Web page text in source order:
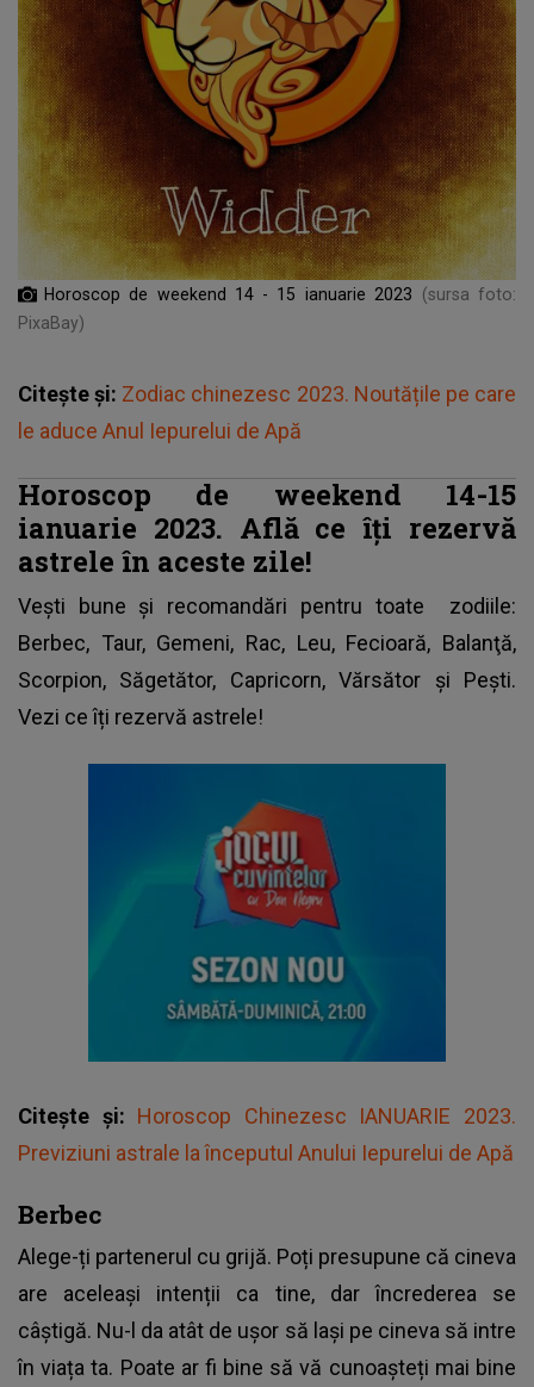
Horoscop de weekend 14 - 15 ianuarie 2023
(sursa foto:
PixaBay)
Citește și: Zodiac chinezesc 2023. Noutățile pe care
le aduce Anul Iepurelui de Apă
Horoscop de weekend 14-15
ianuarie 2023. Află ce îți rezervă
astrele în aceste zile!
Vești bune și recomandări pentru toate zodiile:
Berbec, Taur, Gemeni, Rac, Leu, Fecioară, Balanţă,
Scorpion, Săgetător, Capricorn, Vărsător şi Peşti.
Vezi ce îți rezervă astrele!
Citește și: Horoscop Chinezesc IANUARIE 2023.
Previziuni astrale la începutul Anului Iepurelui de Apă
Berbec
Alege-ți partenerul cu grijă. Poți presupune că cineva
are aceleași intenții ca tine, dar încrederea se
câștigă. Nu-l da atât de ușor să lași pe cineva să intre
în viața ta. Poate ar fi bine să vă cunoașteți mai bine